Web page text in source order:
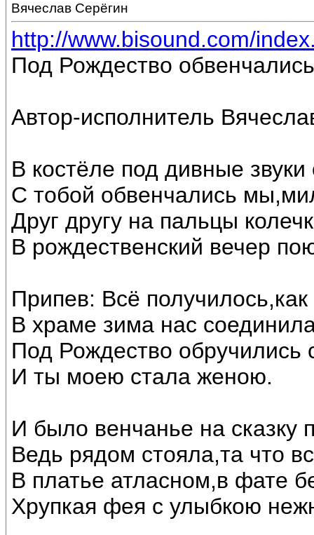
Вячеслав Серёгин
http://www.bisound.com/
Под Рождество
Автор-исполнитель
В костёле под дивные звуки
С тобой обвенчались
Друг другу на пальцы
В рождественский вечер
Припев: Всё
В храме зима нас
Под Рождество обручились
И ты моею стала женою.
И было венчанье на сказку
Ведь рядом стояла,та что
В платье атласном,в фате
Хрупкая фея с улыбкою